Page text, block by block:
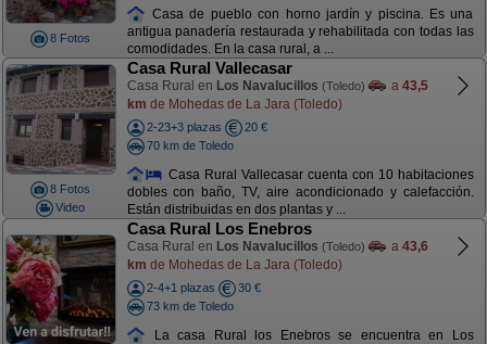
8 Fotos
Casa de pueblo con horno jardín y piscina. Es una
antigua panadería restaurada y rehabilitada con todas las
comodidades. En la casa rural, a ...
8 Fotos
Video
Casa Rural Vallecasar
Casa Rural en Los Navalucillos (Toledo) a 43,5
km de Mohedas de La Jara (Toledo)
2-23+3 plazas
20 €
70 km de Toledo
Casa Rural Vallecasar cuenta con 10 habitaciones
dobles con baño, TV, aire acondicionado y calefacción.
Están distribuidas en dos plantas y ...
Casa Rural Los Enebros
Casa Rural en Los Navalucillos (Toledo) a 43,6
km de Mohedas de La Jara (Toledo)
2-4+1 plazas
30 €
73 km de Toledo
La casa Rural los Enebros se encuentra en Los